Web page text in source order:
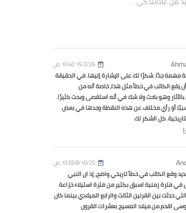
15/2/26 10:40 ص
مهمة جدًا. شكرًا لك على الإشارة إليها. في الحقيقة
يقع الكاتب في خطأ مثل هذا، خاصة أنه من
وهو باحث ولا شك في أنه استقصى وبحث كثيرًا.
سببًا أو رأي مختلف عن هذه النقطة وجدها في بعض
كل الشكر لك
8/10/25 10:59 ص
وقع الكاتب في خطأ تاريخي واضح، إذ ان النبي
فترة زمنية اسبق بكثير من فترة استيلاء خزاعة
حدثت بين القرنين الثالث والرابع الميلادي بينما كان
اقدم من ميلاد المسيح بعشرات القرون